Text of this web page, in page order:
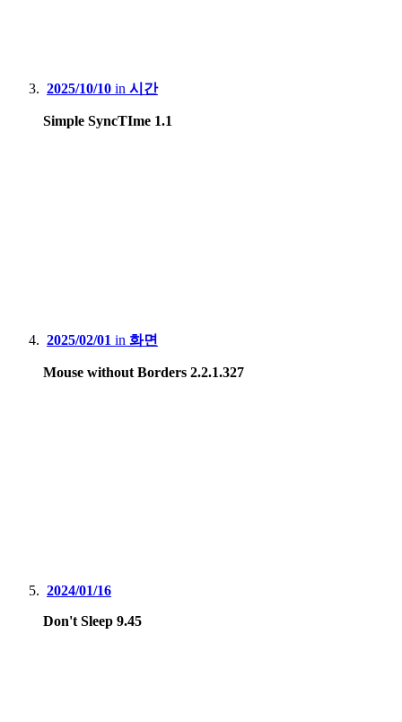
2025/10/10 in 시간
Simple SyncTIme 1.1
2025/02/01 in 화면
Mouse without Borders 2.2.1.327
2024/01/16
Don't Sleep 9.45